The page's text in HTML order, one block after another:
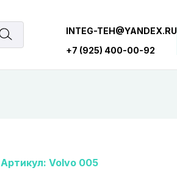
INTEG-TEH@YANDEX.RU
+7 (925) 400-00-92
Артикул: Volvo 005